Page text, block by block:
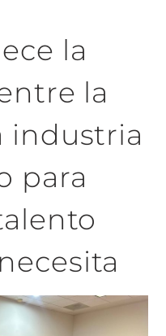
la
la
industria
para